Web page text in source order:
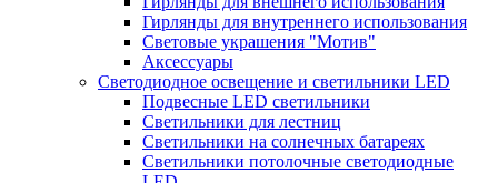
Гирлянды для внутреннего использования
Световые украшения "Мотив"
Аксессуары
Светодиодное освещение и светильники LED
Подвесные LED светильники
Светильники для лестниц
Светильники на солнечных батареях
Светильники потолочные светодиодные